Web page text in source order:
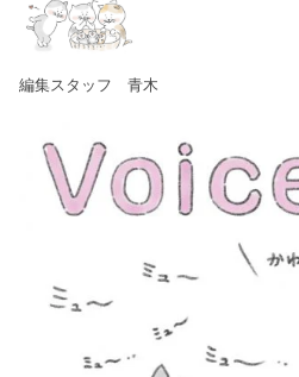
編集スタッフ 青木